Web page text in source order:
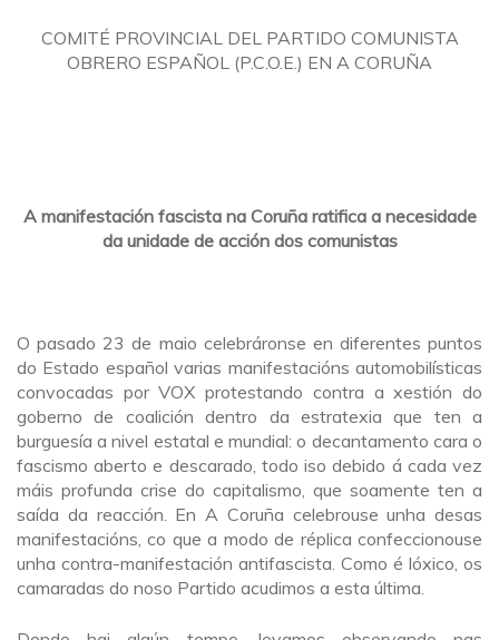
COMITÉ PROVINCIAL DEL PARTIDO COMUNISTA
OBRERO ESPAÑOL (P.C.O.E.) EN A CORUÑA
A manifestación fascista na Coruña ratifica a necesidade
da unidade de acción dos comunistas
O pasado 23 de maio celebráronse en diferentes puntos
do Estado español varias manifestacións automobilísticas
convocadas por VOX protestando contra a xestión do
goberno de coalición dentro da estratexia que ten a
burguesía a nivel estatal e mundial: o decantamento cara o
fascismo aberto e descarado, todo iso debido á cada vez
máis profunda crise do capitalismo, que soamente ten a
saída da reacción. En A Coruña celebrouse unha desas
manifestacións, co que a modo de réplica confeccionouse
unha contra-manifestación antifascista. Como é lóxico, os
camaradas do noso Partido acudimos a esta última.